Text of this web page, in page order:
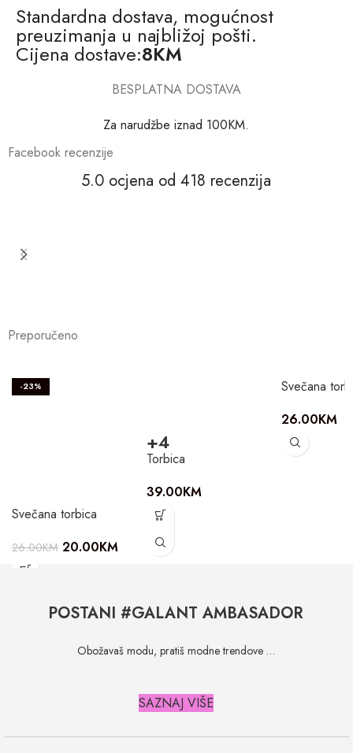
Standardna dostava, mogućnost
preuzimanja u najbližoj pošti.
Cijena dostave:8KM
BESPLATNA DOSTAVA
Za narudžbe iznad 100KM.
Facebook recenzije
5.0 ocjena od 418 recenzija
Preporučeno
-23%
Svečana torbica
26.00KM 20.00KM
+4
Torbica
39.00KM
Svečana
26.00KM
POSTANI #GALANT AMBASADOR
Obožavaš modu, pratiš modne trendove …
SAZNAJ VIŠE